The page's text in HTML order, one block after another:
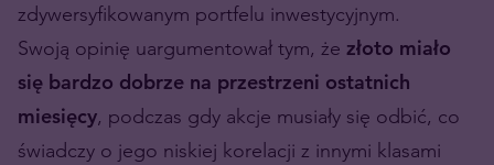
zdywersyfikowanym portfelu inwestycyjnym.
Swoją opinię uargumentował tym, że złoto miało
się bardzo dobrze na przestrzeni ostatnich
miesięcy, podczas gdy akcje musiały się odbić, co
świadczy o jego niskiej korelacji z innymi klasami